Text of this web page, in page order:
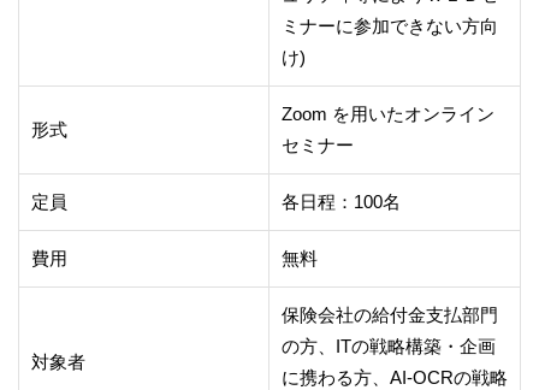
ミナーに参加できない方向
け)
形式
Zoom を用いたオンライン
セミナー
定員 各日程：100名
費用 無料
対象者
保険会社の給付金支払部門
の方、ITの戦略構築・企画
に携わる方、AI-OCRの戦略